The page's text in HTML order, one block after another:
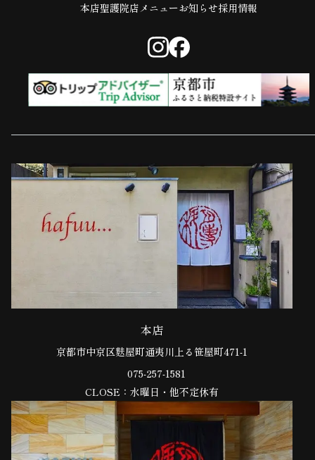
本店聖護院店メニューお知らせ採用情報
本店
京都市中京区麩屋町通夷川上る笹屋町471-1
075-257-1581
CLOSE：水曜日・他不定休有